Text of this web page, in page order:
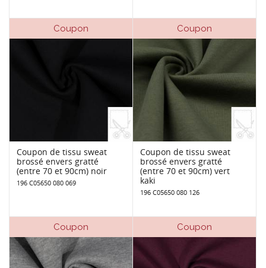
Coupon
Coupon de tissu sweat
brossé envers gratté
(entre 70 et 90cm) noir
196 C05650 080 069
Coupon
Coupon de tissu sweat
brossé envers gratté
(entre 70 et 90cm) vert
kaki
196 C05650 080 126
Coupon Coupon